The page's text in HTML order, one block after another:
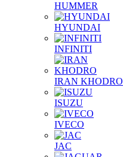
HUMMER
HYUNDAI
INFINITI
IRAN KHODRO
ISUZU
IVECO
JAC